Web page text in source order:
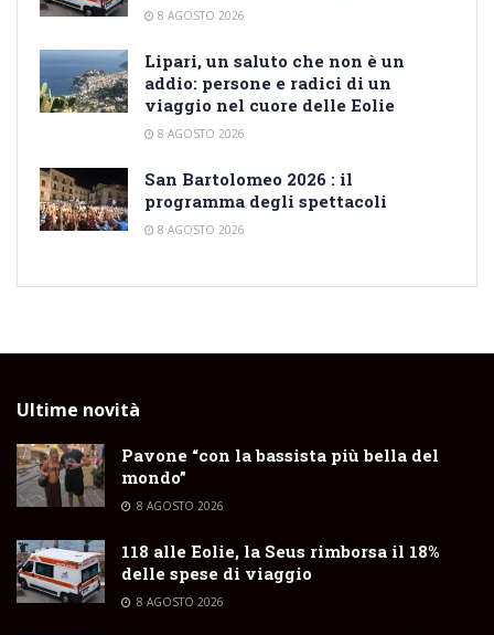
8 AGOSTO 2026
Lipari, un saluto che non è un
addio: persone e radici di un
viaggio nel cuore delle Eolie
8 AGOSTO 2026
San Bartolomeo 2026 : il
programma degli spettacoli
8 AGOSTO 2026
Ultime novità
Pavone “con la bassista più bella del
mondo”
8 AGOSTO 2026
118 alle Eolie, la Seus rimborsa il 18%
delle spese di viaggio
8 AGOSTO 2026